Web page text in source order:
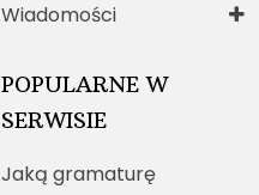
Wiadomości
POPULARNE W
SERWISIE
Jaką gramaturę